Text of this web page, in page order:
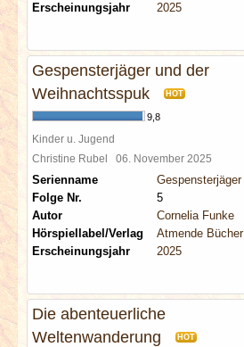
Erscheinungsjahr
2025
Gespensterjäger und der
Weihnachtsspuk
HOT
9,8
Kinder u. Jugend
Christine Rubel 06. November 2025
Serienname
Gespensterjäger
Folge Nr.
5
Autor
Cornelia Funke
Hörspiellabel/Verlag
Atmende Bücher
Erscheinungsjahr
2025
Die abenteuerliche
Weltenwanderung
HOT